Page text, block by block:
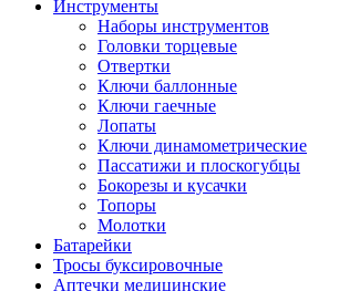
Инструменты
Наборы инструментов
Головки торцевые
Отвертки
Ключи баллонные
Ключи гаечные
Лопаты
Ключи динамометрические
Пассатижи и плоскогубцы
Бокорезы и кусачки
Топоры
Молотки
Батарейки
Тросы буксировочные
Аптечки медицинские